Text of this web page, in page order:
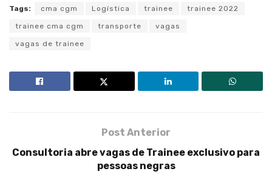
Tags: cma cgm Logística trainee trainee 2022
trainee cma cgm transporte vagas
vagas de trainee
Post Anterior
Consultoria abre vagas de Trainee exclusivo para
pessoas negras